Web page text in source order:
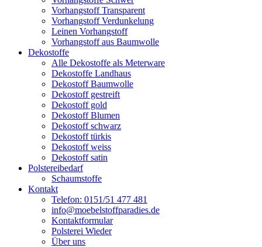
Vorhangstoff Transparent
Vorhangstoff Verdunkelung
Leinen Vorhangstoff
Vorhangstoff aus Baumwolle
Dekostoffe
Alle Dekostoffe als Meterware
Dekostoffe Landhaus
Dekostoff Baumwolle
Dekostoff gestreift
Dekostoff gold
Dekostoff Blumen
Dekostoff schwarz
Dekostoff türkis
Dekostoff weiss
Dekostoff satin
Polstereibedarf
Schaumstoffe
Kontakt
Telefon: 0151/51 477 481
info@moebelstoffparadies.de
Kontaktformular
Polsterei Wieder
Über uns